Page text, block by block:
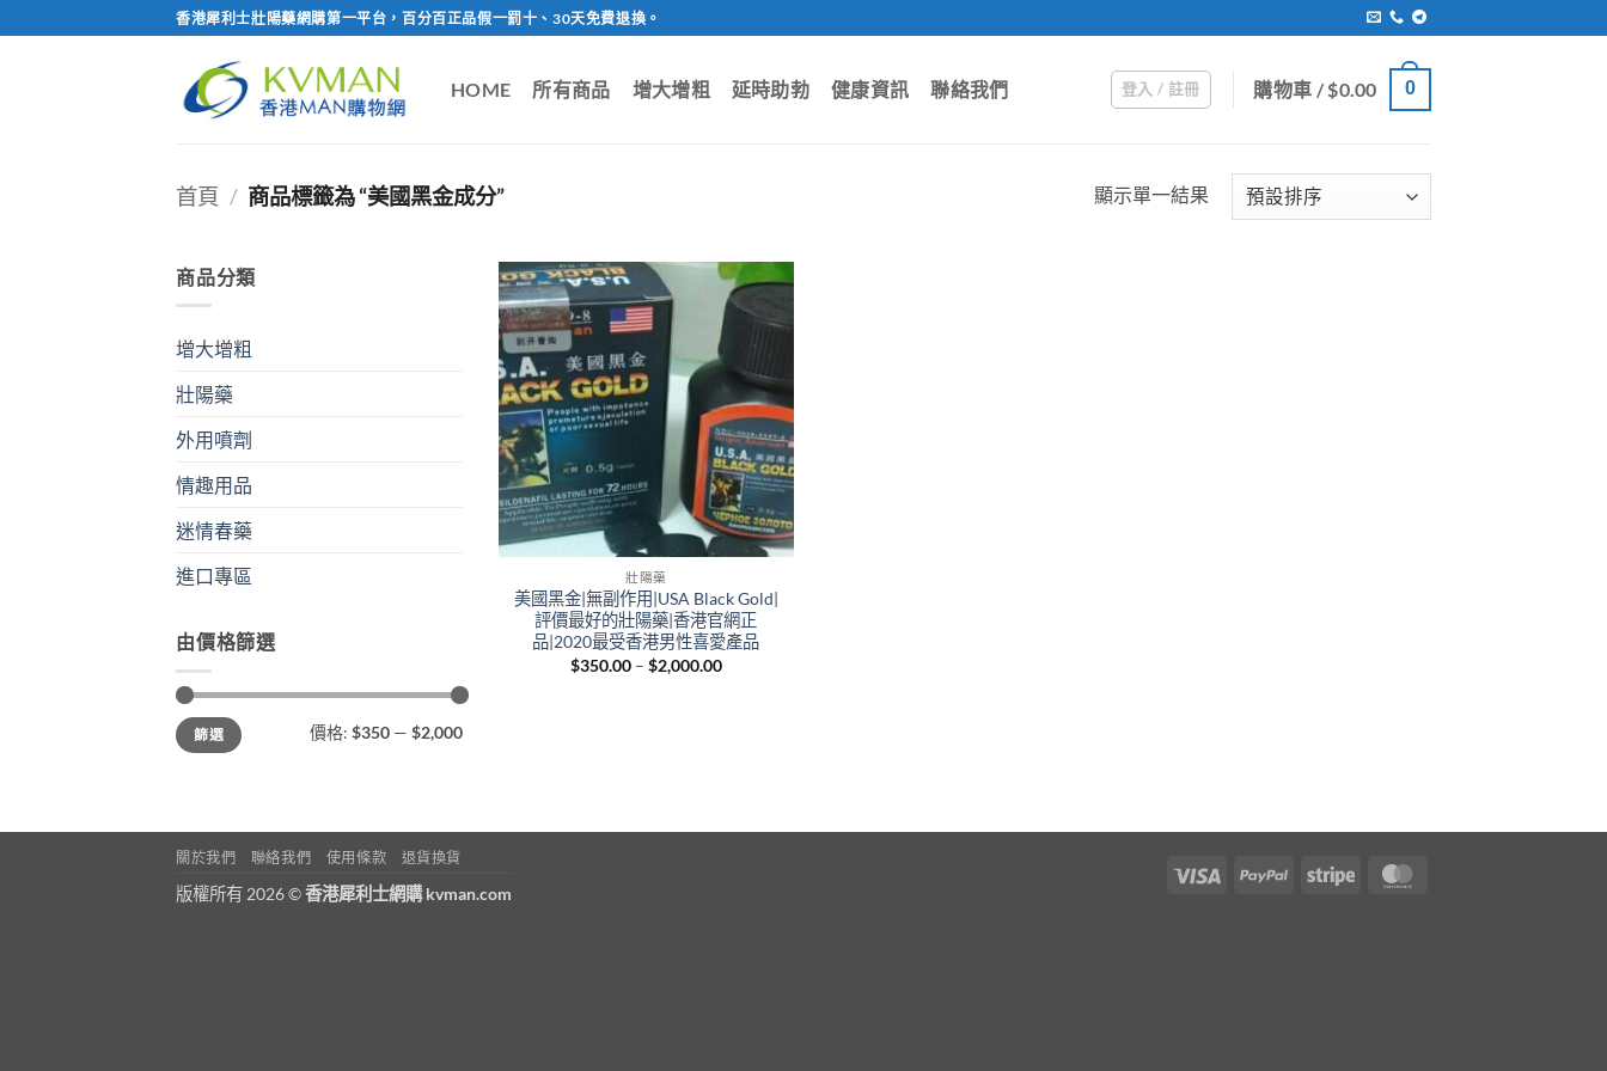
to
香港犀利士壯陽藥網購第一平台，百分百正品假一罰十、30天免費退換。
HOME 所有商品 增大增粗 延時助勃 健康資訊 聯絡我們 登入 / 註冊 購物車 /$0.00 0
首頁 / 商品標籤為 “美國黑金成分” 顯示單一結果
商品分類
增大增粗
壯陽藥
外用噴劑
情趣用品
迷情春藥
進口專區
由價格篩選
最
低
價
最
高
價
篩選 價格: $350 — $2,000
壯陽藥
美國黑金|無副作用|USA Black Gold|
評價最好的壯陽藥|香港官網正
品|2020最受香港男性喜愛產品
$350.00 – $2,000.00Price
Visa PayPal Stripe
關於我們 聯絡我們 使用條款 退貨換貨
版權所有 2026 ©香港犀利士網購 kvman.com